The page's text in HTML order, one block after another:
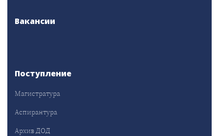
Вакансии
Поступление
Магистратура
Аспирантура
Архив ДОД